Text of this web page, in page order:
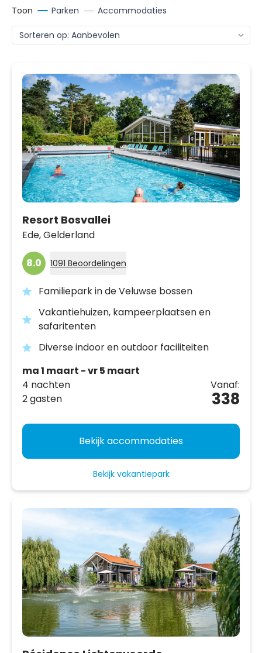
Toon Parken Accommodaties
Resort Bosvallei
Ede,Gelderland
8.0 1091 Beoordelingen
Familiepark in de Veluwse bossen
Vakantiehuizen, kampeerplaatsen en
safaritenten
Diverse indoor en outdoor faciliteiten
ma 1 maart - vr 5 maart
4 nachten
2 gasten
Vanaf:
338
Bekijk accommodaties
Bekijk vakantiepark